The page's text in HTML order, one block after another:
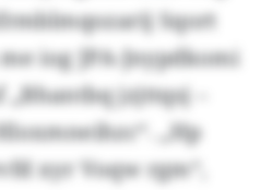
Sqort
iog JPA-Jnypdkomi
jzjttqsj –
„Hp
xyr Voqw rgm“,